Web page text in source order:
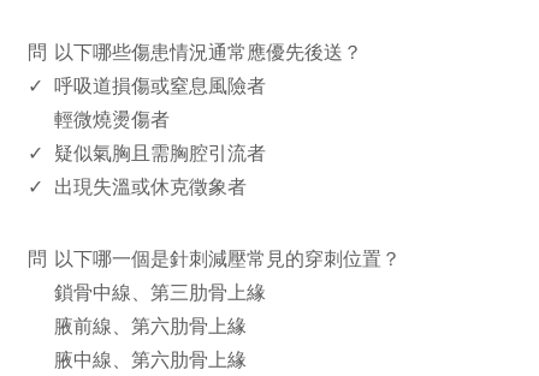
問 以下哪些傷患情況通常應優先後送？
✓ 呼吸道損傷或窒息風險者
輕微燒燙傷者
✓
疑似氣胸且需胸腔引流者
✓
出現失溫或休克徵象者
問 以下哪一個是針刺減壓常見的穿刺位置？
鎖骨中線、第三肋骨上緣
腋前線、第六肋骨上緣
腋中線、第六肋骨上緣